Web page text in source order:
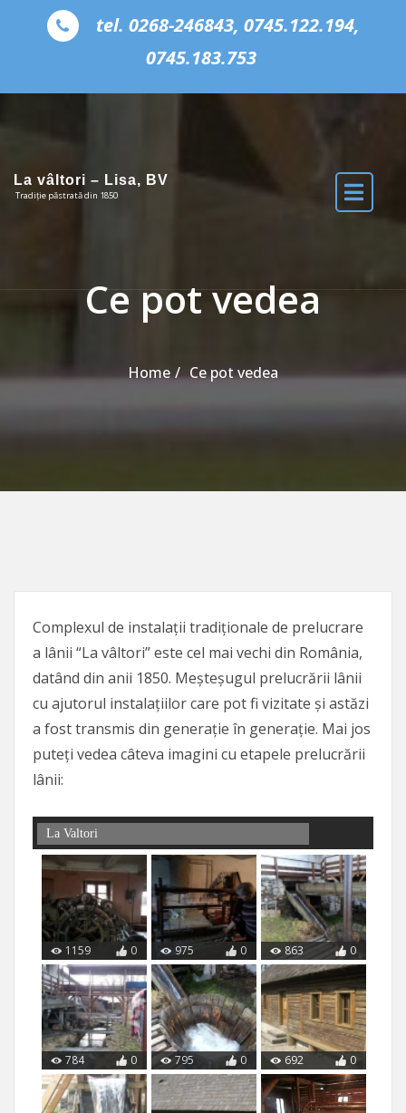
Skip to the content
tel. 0268-246843, 0745.122.194,
0745.183.753
La vâltori – Lisa, BV
Tradiție păstrată din 1850
Ce pot vedea
Home Ce pot vedea
Complexul de instalații tradiționale de prelucrare
a lânii “La vâltori” este cel mai vechi din România,
datând din anii 1850. Meșteșugul prelucrării lânii
cu ajutorul instalațiilor care pot fi vizitate și astăzi
a fost transmis din generație în generație. Mai jos
puteți vedea câteva imagini cu etapele prelucrării
lânii:
La Valtori
1159 0 975 0 863 0
784 0 795 0 692 0